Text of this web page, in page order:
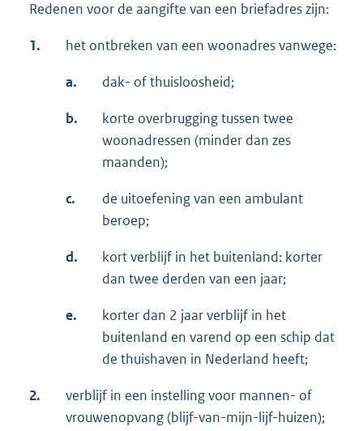
Redenen voor de aangifte van een briefadres zijn:
1. het ontbreken van een woonadres vanwege:
a. dak- of thuisloosheid;
b.
korte overbrugging tussen twee
woonadressen (minder dan zes
maanden);
c.
de uitoefening van een ambulant
beroep;
d.
kort verblijf in het buitenland: korter
dan twee derden van een jaar;
e.
korter dan 2 jaar verblijf in het
buitenland en varend op een schip dat
de thuishaven in Nederland heeft;
2.
verblijf in een instelling voor mannen- of
vrouwenopvang (blijf-van-mijn-lijf-huizen);